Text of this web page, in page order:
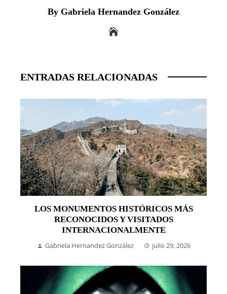
By Gabriela Hernandez González
ENTRADAS RELACIONADAS
LOS MONUMENTOS HISTÓRICOS MÁS
RECONOCIDOS Y VISITADOS
INTERNACIONALMENTE
Gabriela Hernandez González julio 29, 2026